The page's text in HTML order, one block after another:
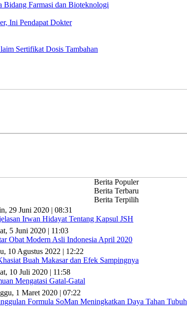
Bidang Farmasi dan Bioteknologi
Ini Pendapat Dokter
Sertifikat Dosis Tambahan
Berita Populer
Berita Terbaru
Berita Terpilih
29 Juni 2020 | 08:31
Irwan Hidayat Tentang Kapsul JSH
5 Juni 2020 | 11:03
Obat Modern Asli Indonesia April 2020
10 Agustus 2022 | 12:22
Buah Makasar dan Efek Sampingnya
10 Juli 2020 | 11:58
Mengatasi Gatal-Gatal
1 Maret 2020 | 07:22
Formula SoMan Meningkatkan Daya Tahan Tubuh